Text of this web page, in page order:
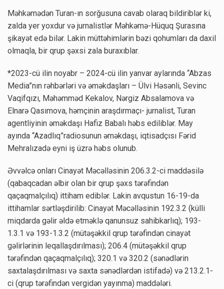
Məhkəmədən Turan-ın sorğusuna cavab olaraq bildiriblər ki,
zalda yer yoxdur və jurnalistlər Məhkəmə-Hüquq Şurasına
şikayət edə bilər. Lakin müttəhimlərin bəzi qohumları da daxil
olmaqla, bir qrup şəxsi zala buraxıblar.
*2023-cü ilin noyabr – 2024-cü ilin yanvar aylarında “Abzas
Media”nın rəhbərləri və əməkdaşları – Ülvi Həsənli, Sevinc
Vaqifqızı, Məhəmməd Kekalov, Nərgiz Absalamova və
Elnarə Qasımova, həmçinin araşdırmaçı- jurnalist, Turan
agentliyinin əməkdaşı Hafiz Babalı həbs ediliblər. May
ayında “Azadlıq”radiosunun əməkdaşı, iqtisadçısı Fərid
Mehralızadə eyni iş üzrə həbs olunub.
Əvvəlcə onları Cinayət Məcəlləsinin 206.3.2-ci maddəsilə
(qabaqcadan əlbir olan bir qrup şəxs tərəfindən
qaçaqmalçılıq) ittiham ediblər. Lakin avqustun 16-19-da
ittihamlar sərtləşdirilib: Cinayət Məcəlləsinin 192.3.2 (külli
miqdarda gəlir əldə etməklə qanunsuz sahibkarlıq); 193-
1.3.1 və 193-1.3.2 (mütəşəkkil qrup tərəfindən cinayət
gəlirlərinin leqallaşdırılması); 206.4 (mütəşəkkil qrup
tərəfindən qaçaqmalçılıq); 320.1 və 320.2 (sənədlərin
saxtalaşdırılması və saxta sənədlərdən istifadə) və 213.2.1-
ci (qrup tərəfindən vergidən yayınma) maddələri.